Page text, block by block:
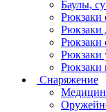
Баулы,
Рюкзаки
Рюкзаки
Рюкзаки
Рюкзаки
Рюкзаки
Снаряжение